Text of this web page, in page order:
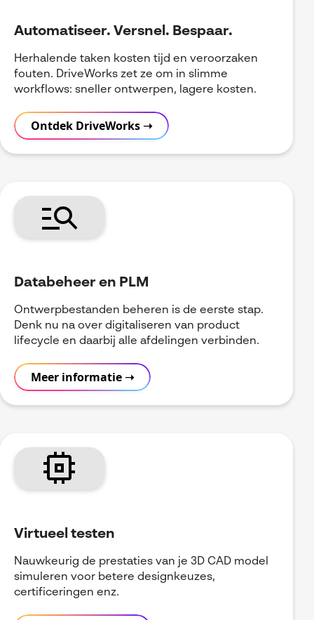
Automatiseer. Versnel. Bespaar.
Herhalende taken kosten tijd en veroorzaken
fouten. DriveWorks zet ze om in slimme
workflows: sneller ontwerpen, lagere kosten.
Ontdek DriveWorks ➝
manage_search
Databeheer en PLM
Ontwerpbestanden beheren is de eerste stap.
Denk nu na over digitaliseren van product
lifecycle en daarbij alle afdelingen verbinden.
Meer informatie ➝
memory
Virtueel testen
Nauwkeurig de prestaties van je 3D CAD model
simuleren voor betere designkeuzes,
certificeringen enz.